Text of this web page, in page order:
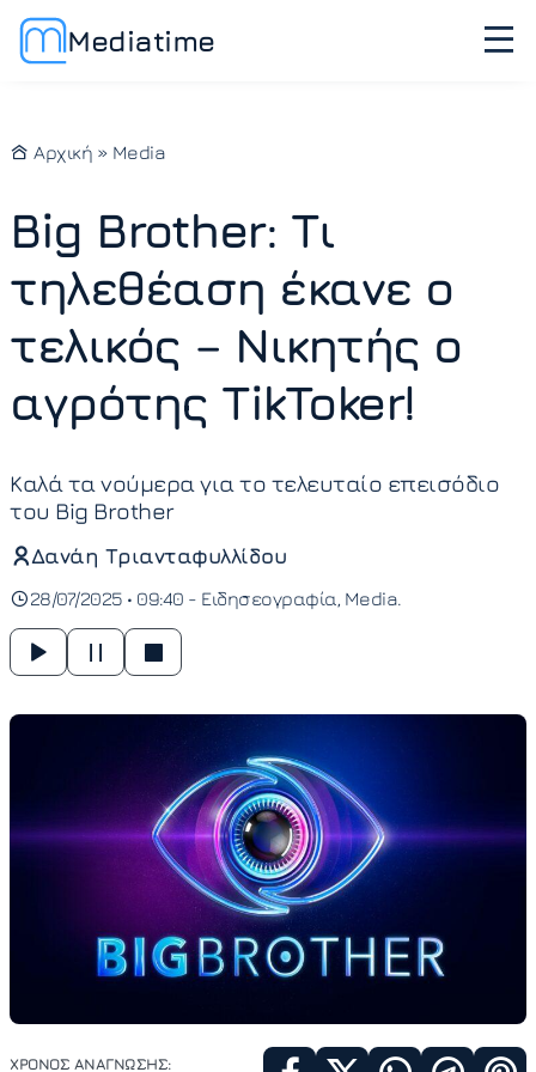
Mediatime
Αρχική » Media
Big Brother: Τι
τηλεθέαση έκανε ο
τελικός – Νικητής ο
αγρότης TikToker!
Καλά τα νούμερα για το τελευταίο επεισόδιο
του Big Brother
Δανάη Τριανταφυλλίδου
28/07/2025 • 09:40 - Ειδησεογραφία Media
ΧΡΟΝΟΣ ΑΝΑΓΝΩΣΗΣ: